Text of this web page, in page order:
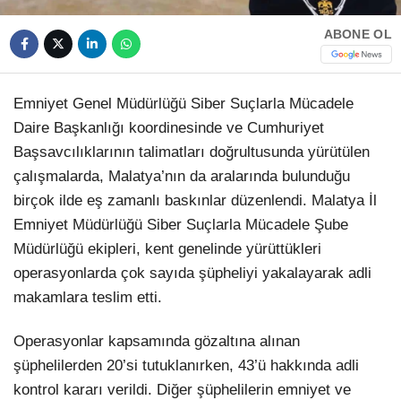
ABONE OL
Emniyet Genel Müdürlüğü Siber Suçlarla Mücadele
Daire Başkanlığı koordinesinde ve Cumhuriyet
Başsavcılıklarının talimatları doğrultusunda yürütülen
çalışmalarda, Malatya’nın da aralarında bulunduğu
birçok ilde eş zamanlı baskınlar düzenlendi. Malatya İl
Emniyet Müdürlüğü Siber Suçlarla Mücadele Şube
Müdürlüğü ekipleri, kent genelinde yürüttükleri
operasyonlarda çok sayıda şüpheliyi yakalayarak adli
makamlara teslim etti.
Operasyonlar kapsamında gözaltına alınan
şüphelilerden 20’si tutuklanırken, 43’ü hakkında adli
kontrol kararı verildi. Diğer şüphelilerin emniyet ve